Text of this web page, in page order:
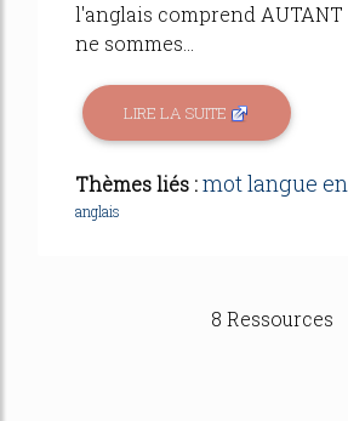
l'anglais comprend AUTANT
ne sommes...
LIRE LA SUITE
Thèmes liés :mot langue
anglais
8 Ressources